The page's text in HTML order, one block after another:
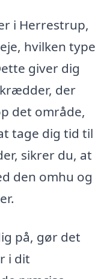
i Herrestrup,
hvilken type
giver dig
der
det område,
tage dig tid til
sikrer du, at
den omhu og
på, gør det
i dit